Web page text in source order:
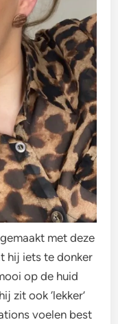
met deze
hij iets te donker
op de huid
zit ook ‘lekker’
voelen best